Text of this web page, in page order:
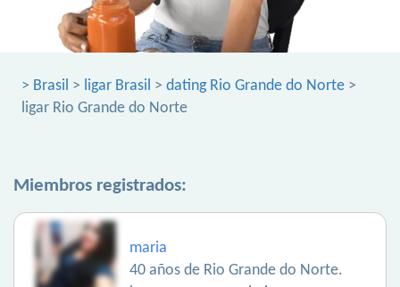
> Brasil > ligar Brasil > dating Rio Grande do Norte >
ligar Rio Grande do Norte
Miembros registrados:
maria
40 años de Rio Grande do Norte.